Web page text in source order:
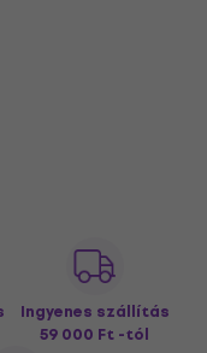
Ingyenes szállítás
59 000 Ft -tól